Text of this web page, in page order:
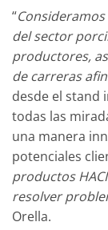
“
del sector
productores,
de carreras
desde el stand
todas las
una manera
potenciales
productos
resolver
Orella.